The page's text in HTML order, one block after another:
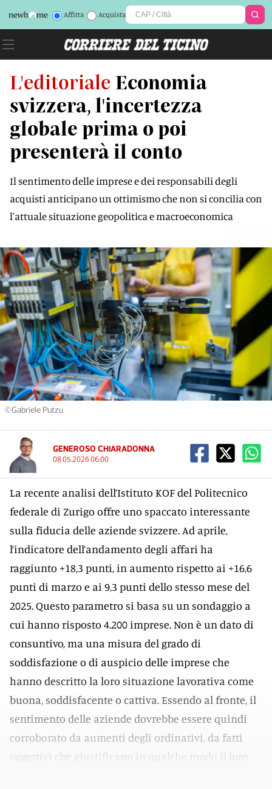
Affitta Acquista
L'editoriale Economia
svizzera, l'incertezza
globale prima o poi
presenterà il conto
Il sentimento delle imprese e dei responsabili degli
acquisti anticipano un ottimismo che non si concilia con
l'attuale situazione geopolitica e macroeconomica
©Gabriele Putzu
GENEROSO CHIARADONNA
08.05.2026 06:00
La recente analisi dell’Istituto KOF del Politecnico
federale di Zurigo offre uno spaccato interessante
sulla fiducia delle aziende svizzere. Ad aprile,
l’indicatore dell’andamento degli affari ha
raggiunto +18,3 punti, in aumento rispetto ai +16,6
punti di marzo e ai 9,3 punti dello stesso mese del
2025. Questo parametro si basa su un sondaggio a
cui hanno risposto 4.200 imprese. Non è un dato di
consuntivo, ma una misura del grado di
soddisfazione o di auspicio delle imprese che
hanno descritto la loro situazione lavorativa come
buona, soddisfacente o cattiva. Essendo al fronte, il
sentimento delle aziende dovrebbe essere quindi
corroborato da aumenti degli ordinativi, da fatti
oggettivi che giustificano in qualche modo il loro